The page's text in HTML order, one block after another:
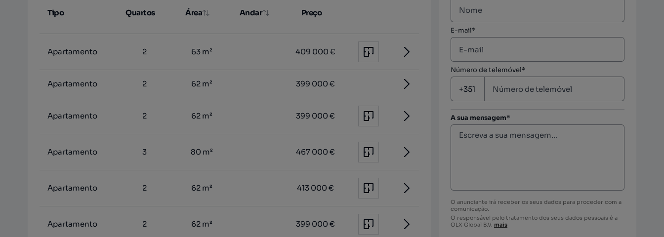
Tipo Quartos Área Andar Preço
Apartamento 2 63 m² 409 000 €
Apartamento 2 62 m² 399 000 €
Apartamento 2 62 m² 399 000 €
Apartamento 3 80 m² 467 000 €
Apartamento 2 62 m² 413 000 €
Apartamento 2 62 m² 399 000 €
E-mail*
Número de telemóvel*
A sua mensagem*
O anunciante irá receber os seus dados para proceder com a
comunicação.
O responsável pelo tratamento dos seus dados pessoais é a
OLX Global B.V. mais